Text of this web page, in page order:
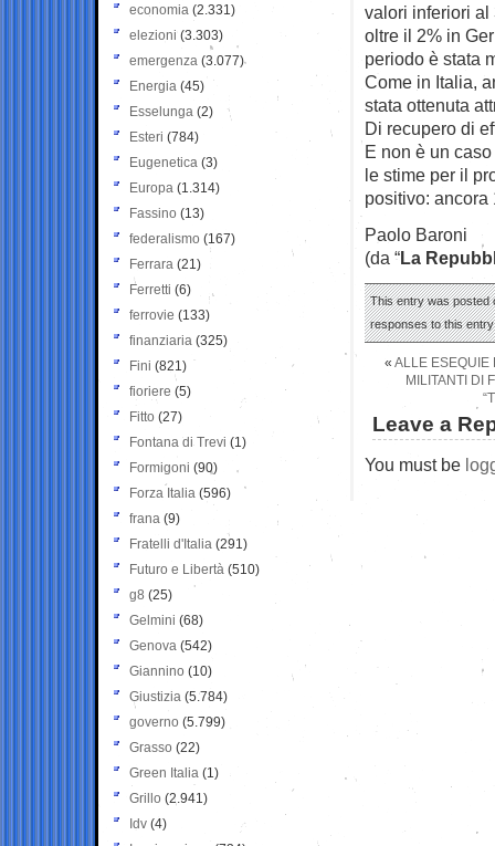
valori inferiori al
oltre il 2% in
periodo è stata
Come in Italia,
stata ottenuta
Di recupero di
E non è un
le stime per il
positivo: ancora
Paolo Baroni
(da “La
This entry was posted
responses to this
« ALLE ESEQUIE
MILITANTI DI
Leave a
You must be
economia (2.331)
elezioni (3.303)
emergenza (3.077)
Energia (45)
Esselunga (2)
Esteri (784)
Eugenetica (3)
Europa (1.314)
Fassino (13)
federalismo (167)
Ferrara (21)
Ferretti (6)
ferrovie (133)
finanziaria (325)
Fini (821)
fioriere (5)
Fitto (27)
Fontana di Trevi (1)
Formigoni (90)
Forza Italia (596)
frana (9)
Fratelli d'Italia (291)
Futuro e Libertà (510)
g8 (25)
Gelmini (68)
Genova (542)
Giannino (10)
Giustizia (5.784)
governo (5.799)
Grasso (22)
Green Italia (1)
Grillo (2.941)
Idv (4)